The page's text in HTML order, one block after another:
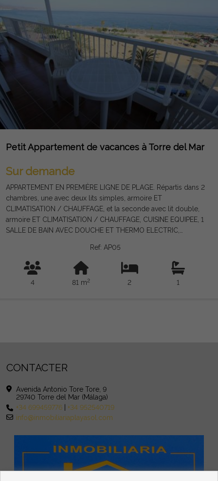
Petit Appartement de vacances à Torre del Mar
Sur demande
APPARTEMENT EN PREMIÈRE LIGNE DE PLAGE. Répartis dans 2
chambres, une avec deux lits simples, armoire ET
CLIMATISATION / CHAUFFAGE, et la seconde avec lit double,
armoire ET CLIMATISATION / CHAUFFAGE, CUISINE EQUIPEE, 1
SALLE DE BAIN AVEC DOUCHE ET THERMO ELECTRIC,
terrasse plein sud avec une vue superbe sur la plage et
BOARDWALK TORRE DEL mars L'appartement est situé dans
un complexe avec piscine et parking, le bâtiment a
ASCENSEUR.
Ref: AP05
4 81 m2 2 1
CONTACTER
Avenida Antonio Tore Tore, 9
29740 Torre del Mar (Málaga)
+34 699459776 |+34 952540719
info@inmobiliariaplayasol.com